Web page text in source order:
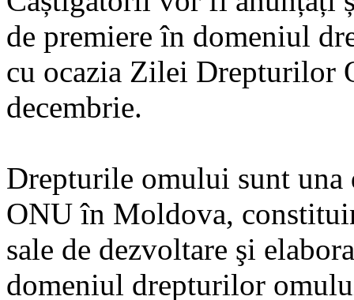
de premiere în domeniul
cu ocazia Zilei Drepturilor
decembrie.
Drepturile omului sunt
ONU în Moldova,
sale de dezvoltare şi
domeniul drepturilor